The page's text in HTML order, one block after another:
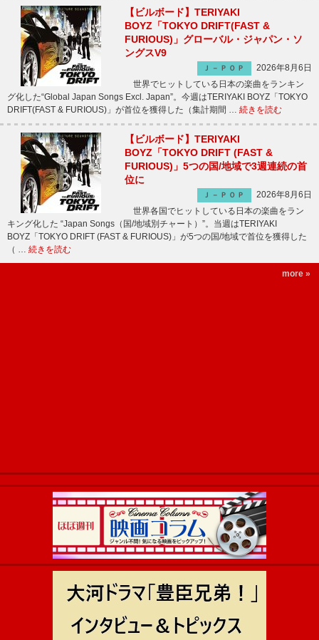
【ビルボード】TERIYAKI
BOYZ「TOKYO DRIFT(FAST &
FURIOUS)」グローバル・ジャパン・ソ
ングスV9
Ｊ－ＰＯＰ
2026年8月6日
世界でヒットしている日本の楽曲をランキン
グ化した“Global Japan Songs Excl. Japan”。今週はTERIYAKI BOYZ「TOKYO
DRIFT(FAST & FURIOUS)」が首位を獲得した（集計期間 … 続きを読む
【ビルボード】TERIYAKI
BOYZ「TOKYO DRIFT (FAST &
FURIOUS)」5つの国/地域で3週連続の首
位に
Ｊ－ＰＯＰ
2026年8月6日
世界各国でヒットしている日本の楽曲をラン
キング化した “Japan Songs（国/地域別チャート）”。当週はTERIYAKI
BOYZ「TOKYO DRIFT (FAST & FURIOUS)」が5つの国/地域で首位を獲得した
（ … 続きを読む
more »